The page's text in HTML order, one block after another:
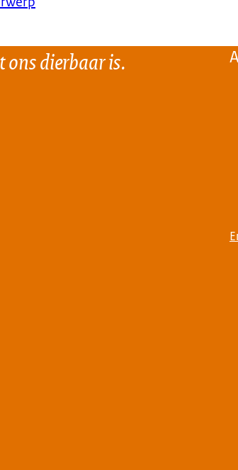
ons dierbaar is.